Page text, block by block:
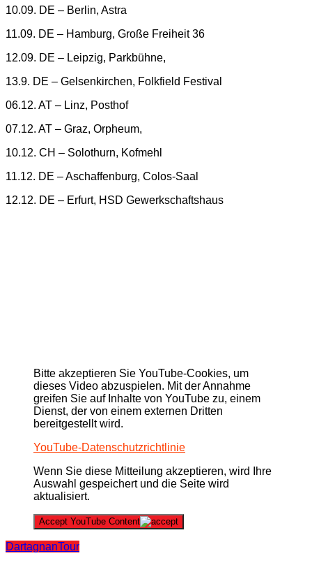
10.09. DE – Berlin, Astra
11.09. DE – Hamburg, Große Freiheit 36
12.09. DE – Leipzig, Parkbühne,
13.9. DE – Gelsenkirchen, Folkfield Festival
06.12. AT – Linz, Posthof
07.12. AT – Graz, Orpheum,
10.12. CH – Solothurn, Kofmehl
11.12. DE – Aschaffenburg, Colos-Saal
12.12. DE – Erfurt, HSD Gewerkschaftshaus
Bitte akzeptieren Sie YouTube-Cookies, um
dieses Video abzuspielen. Mit der Annahme
greifen Sie auf Inhalte von YouTube zu, einem
Dienst, der von einem externen Dritten
bereitgestellt wird.
YouTube-Datenschutzrichtlinie
Wenn Sie diese Mitteilung akzeptieren, wird Ihre
Auswahl gespeichert und die Seite wird
aktualisiert.
Accept YouTube Content
DartagnanTour